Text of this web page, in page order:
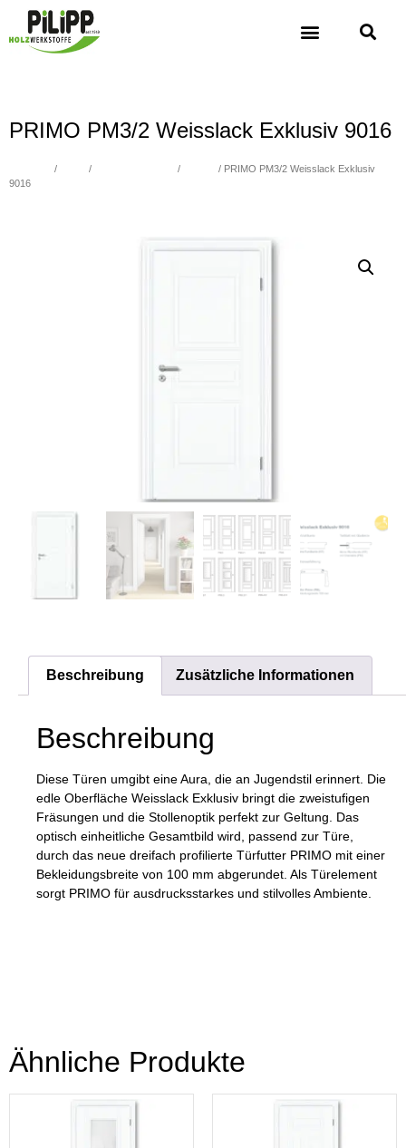
PRIMO PM3/2 Weisslack Exklusiv 9016
/ / /
/ PRIMO PM3/2 Weisslack Exklusiv
9016
Beschreibung Zusätzliche Informationen
Beschreibung
Diese Türen umgibt eine Aura, die an Jugendstil erinnert. Die
edle Oberfläche Weisslack Exklusiv bringt die zweistufigen
Fräsungen und die Stollenoptik perfekt zur Geltung. Das
optisch einheitliche Gesamtbild wird, passend zur Türe,
durch das neue dreifach profilierte Türfutter PRIMO mit einer
Bekleidungsbreite von 100 mm abgerundet. Als Türelement
sorgt PRIMO für ausdrucksstarkes und stilvolles Ambiente.
Ähnliche Produkte